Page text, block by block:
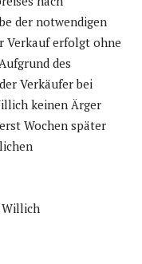
der notwendigen
Verkauf erfolgt ohne
des
Verkäufer bei
keinen Ärger
Wochen später